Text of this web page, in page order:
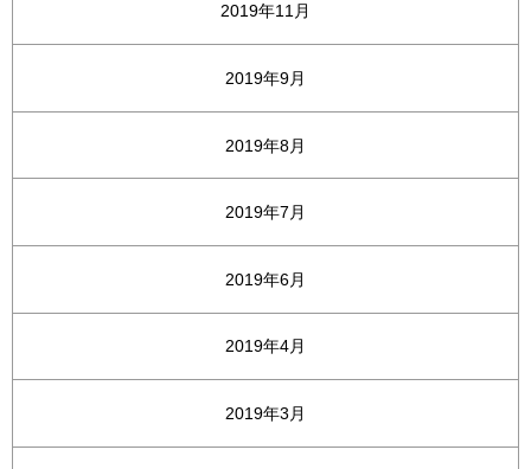
2019年11月
2019年9月
2019年8月
2019年7月
2019年6月
2019年4月
2019年3月